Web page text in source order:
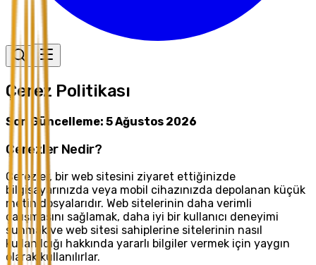
Çerez Politikası
Son Güncelleme: 5 Ağustos 2026
Çerezler Nedir?
Çerezler, bir web sitesini ziyaret ettiğinizde
bilgisayarınızda veya mobil cihazınızda depolanan küçük
metin dosyalarıdır. Web sitelerinin daha verimli
çalışmasını sağlamak, daha iyi bir kullanıcı deneyimi
sunmak ve web sitesi sahiplerine sitelerinin nasıl
kullanıldığı hakkında yararlı bilgiler vermek için yaygın
olarak kullanılırlar.